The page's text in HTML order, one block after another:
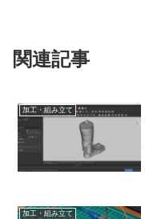
関連記事
加工・組み立て
加工・組み立て